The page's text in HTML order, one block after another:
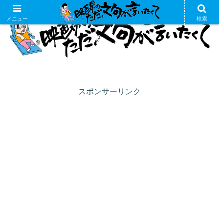
スポンサーリンク
メニュー 検索